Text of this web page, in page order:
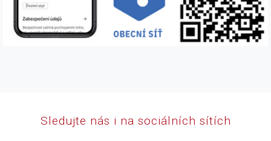
Sledujte nás i na sociálních sítích